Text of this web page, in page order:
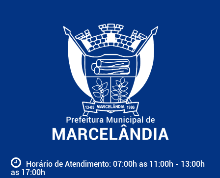
Horário de Atendimento: 07:00h as 11:00h - 13:00h
as 17:00h